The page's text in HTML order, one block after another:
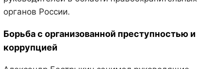
органов России.
Борьба с организованной преступностью и
коррупцией